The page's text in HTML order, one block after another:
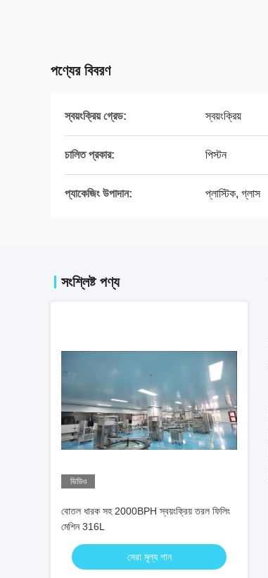
পণ্যের বিবরণ
স্বয়ংক্রিয় গ্রেড: স্বয়ংক্রিয়
চালিত প্রকার: পিস্টন
প্যাকেজিং উপাদান: প্লাস্টিক, গ্লাস
সংশ্লিষ্ট পণ্য
ভিডিও
বোতল ধারক সহ 2000BPH স্বয়ংক্রিয় তরল ফিলিং
মেশিন 316L
সেরা মূল্য পান